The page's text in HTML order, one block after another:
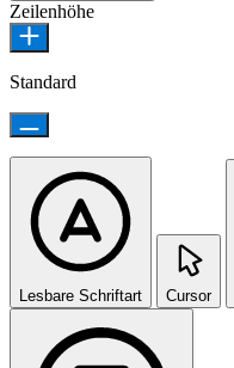
Zeilenhöhe
Standard
Lesbare Schriftart Cursor